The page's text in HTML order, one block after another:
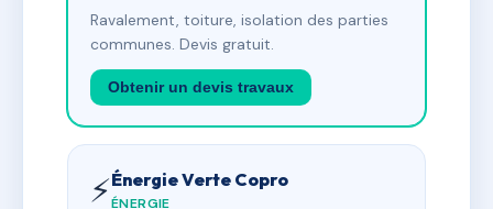
Ravalement, toiture, isolation des parties
communes. Devis gratuit.
Obtenir un devis travaux
⚡Énergie Verte Copro
ÉNERGIE